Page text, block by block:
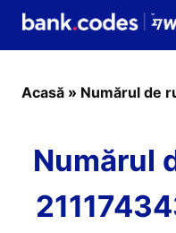
Acasă » Numărul de
Numărul